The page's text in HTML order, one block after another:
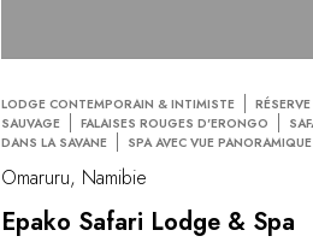
LODGE CONTEMPORAIN & INTIMISTE
RÉSERVE
SAUVAGE
FALAISES ROUGES D'ERONGO
DANS LA SAVANE
SPA AVEC VUE PANORAMIQUE
Omaruru, Namibie
Epako Safari Lodge & Spa